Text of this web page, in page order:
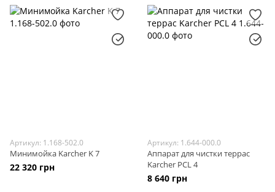
Артикул: 1.168-502.0
Минимойка Karcher K 7
22 320 грн
Артикул: 1.644-000.0
Аппарат для чистки террас
Karcher PCL 4
8 640 грн